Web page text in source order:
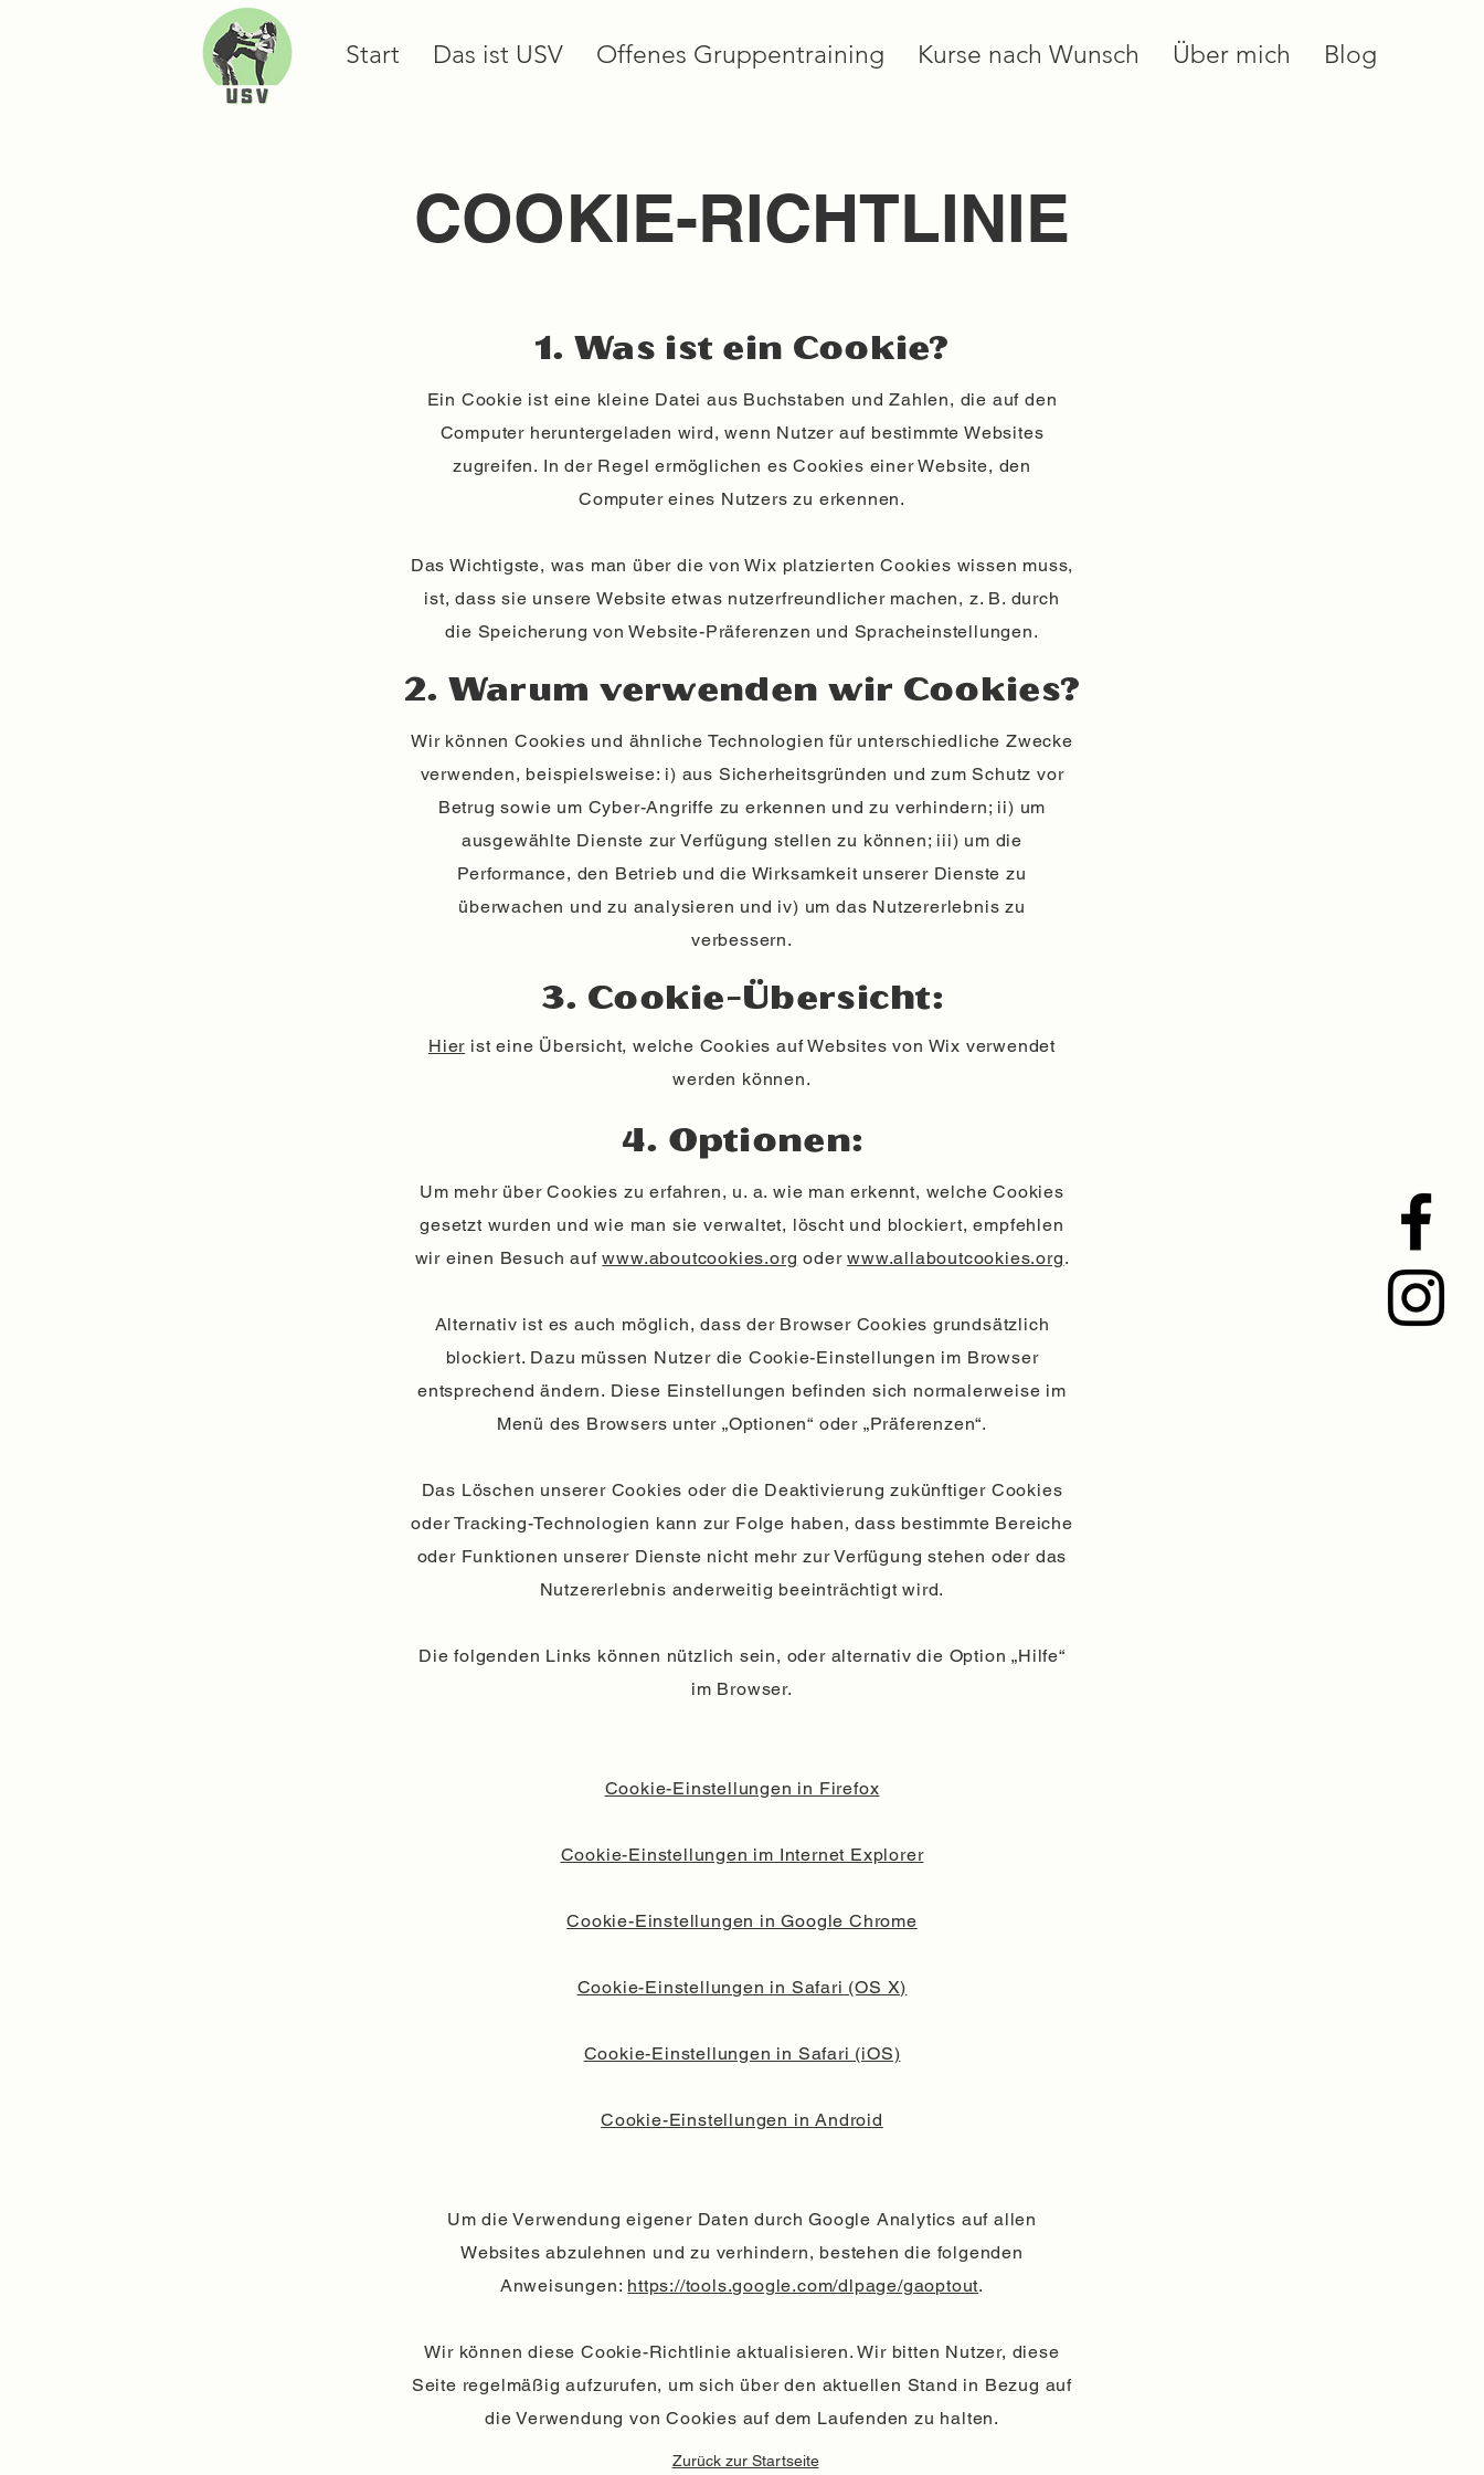
Start Das ist USV Offenes Gruppentraining Kurse nach Wunsch Über mich Blog
COOKIE-RICHTLINIE
1. Was ist ein Cookie?
Ein Cookie ist eine kleine Datei aus Buchstaben und Zahlen, die auf den
Computer heruntergeladen wird, wenn Nutzer auf bestimmte Websites
zugreifen. In der Regel ermöglichen es Cookies einer Website, den
Computer eines Nutzers zu erkennen.
Das Wichtigste, was man über die von Wix platzierten Cookies wissen muss,
ist, dass sie unsere Website etwas nutzerfreundlicher machen, z. B. durch
die Speicherung von Website-Präferenzen und Spracheinstellungen.
2. Warum verwenden wir Cookies?
Wir können Cookies und ähnliche Technologien für unterschiedliche Zwecke
verwenden, beispielsweise: i) aus Sicherheitsgründen und zum Schutz vor
Betrug sowie um Cyber-Angriffe zu erkennen und zu verhindern; ii) um
ausgewählte Dienste zur Verfügung stellen zu können; iii) um die
Performance, den Betrieb und die Wirksamkeit unserer Dienste zu
überwachen und zu analysieren und iv) um das Nutzererlebnis zu
verbessern.
3. Cookie-Übersicht:
Hier ist eine Übersicht, welche Cookies auf Websites von Wix verwendet
werden können.
4. Optionen:
Um mehr über Cookies zu erfahren, u. a. wie man erkennt, welche Cookies
gesetzt wurden und wie man sie verwaltet, löscht und blockiert, empfehlen
wir einen Besuch aufwww.aboutcookies.org oderwww.allaboutcookies.org.
Alternativ ist es auch möglich, dass der Browser Cookies grundsätzlich
blockiert. Dazu müssen Nutzer die Cookie-Einstellungen im Browser
entsprechend ändern. Diese Einstellungen befinden sich normalerweise im
Menü des Browsers unter „Optionen“ oder „Präferenzen“.
Das Löschen unserer Cookies oder die Deaktivierung zukünftiger Cookies
oder Tracking-Technologien kann zur Folge haben, dass bestimmte Bereiche
oder Funktionen unserer Dienste nicht mehr zur Verfügung stehen oder das
Nutzererlebnis anderweitig beeinträchtigt wird.
Die folgenden Links können nützlich sein, oder alternativ die Option „Hilfe“
im Browser.
Cookie-Einstellungen in Firefox
Cookie-Einstellungen im Internet Explorer
Cookie-Einstellungen in Google Chrome
Cookie-Einstellungen in Safari (OS X)
Cookie-Einstellungen in Safari (iOS)
Cookie-Einstellungen in Android
Um die Verwendung eigener Daten durch Google Analytics auf allen
Websites abzulehnen und zu verhindern, bestehen die folgenden
Anweisungen: https://tools.google.com/dlpage/gaoptout.
Wir können diese Cookie-Richtlinie aktualisieren. Wir bitten Nutzer, diese
Seite regelmäßig aufzurufen, um sich über den aktuellen Stand in Bezug auf
die Verwendung von Cookies auf dem Laufenden zu halten.
Zurück zur Startseite